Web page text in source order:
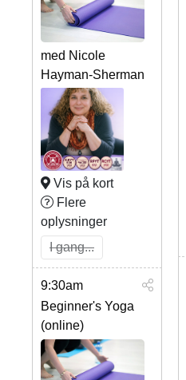
med Nicole
Hayman-Sherman
Vis på kort
Flere
oplysninger
I gang...
9:30am
Beginner's Yoga
(online)